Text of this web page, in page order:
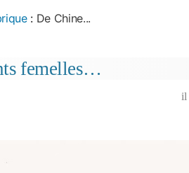
: De Chine...
femelles…
il